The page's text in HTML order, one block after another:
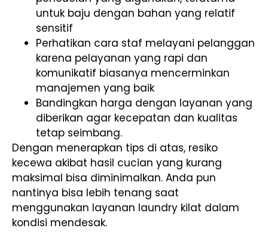
untuk baju dengan bahan yang relatif
sensitif
Perhatikan cara staf melayani pelanggan
karena pelayanan yang rapi dan
komunikatif biasanya mencerminkan
manajemen yang baik
Bandingkan harga dengan layanan yang
diberikan agar kecepatan dan kualitas
tetap seimbang.
Dengan menerapkan tips di atas, resiko
kecewa akibat hasil cucian yang kurang
maksimal bisa diminimalkan. Anda pun
nantinya bisa lebih tenang saat
menggunakan layanan laundry kilat dalam
kondisi mendesak.